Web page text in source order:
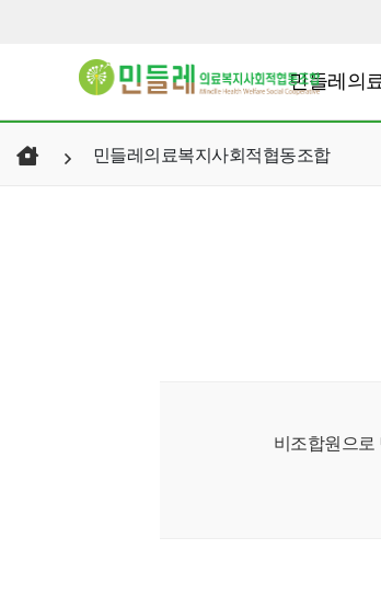
민들레의
민들레의료복지사회적협동조합
비조합원으로